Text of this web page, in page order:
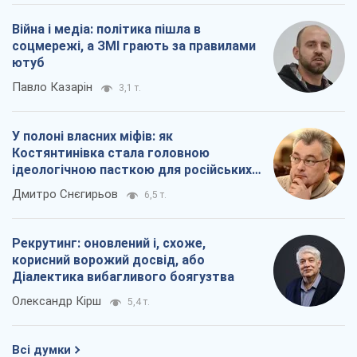
Війна і медіа: політика пішла в
соцмережі, а ЗМІ грають за правилами
ютуб
Павло Казарін 3,1 т.
У полоні власних міфів: як
Костянтинівка стала головною
ідеологічною пасткою для російських
окупантів
Дмитро Снєгирьов 6,5 т.
Рекрутинг: оновлений і, схоже,
корисний ворожий досвід, або
Діалектика вибагливого боягузтва
Олександр Кірш 5,4 т.
Всі думки